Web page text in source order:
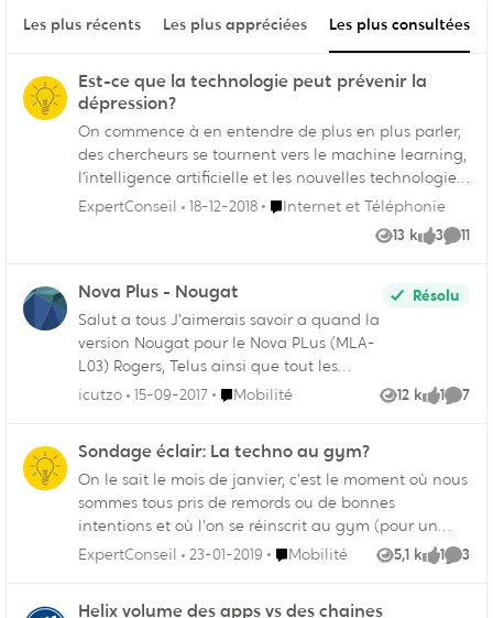
Les plus récents Les plus appréciées Les plus consultées
Est-ce que la technologie peut prévenir la
dépression?
On commence à en entendre de plus en plus parler,
des chercheurs se tournent vers le machine learning,
l’intelligence artificielle et les nouvelles technologies
afin de détecter, prévenir et même guérir les
chercheurs se sont penchés sur Facebook comme
effet qu’on pourrait même détecter, avec une assez
bonne précision, les cas de dépression simplement
en analysant les publications et les comportements
sur la plateforme. 1 Plus prêt de chez nous, des start-
ups comme Mr Young, développent des applications
à l’aide de chatbot qui cherchent à : « … aider les
trouver des pistes de solution. » Comment ça
fonctionne ? Il suffit de parler au robot
conversationnel comme si c’était un ami mais sans
crainte d’un jugement extérieur. Un des principaux
problèmes pour diagnostiquer l’angoisse et les
troubles anxieux c’est encore les stigmates que les
ExpertConseil 18-12-2018 Endroit Internet et Téléphonie
Internet et Téléphonie
13 k
Vues 3
likes 11
Nova Plus - Nougat
Salut a tous J'aimerais savoir a quand la
version Nougat pour le Nova PLus (MLA-
L03) Rogers, Telus ainsi que tout les
autres providers au Canada sont sur
Christian.
Résolu
icutzo 15-09-2017 Endroit Mobilité
Mobilité 12 k
Vues 1
like 7
Sondage éclair: La techno au gym?
On le sait le mois de janvier, c'est le moment où nous
sommes tous pris de remords ou de bonnes
intentions et où l'on se réinscrit au gym (pour un
temps au moins). Je suis curieux de savoir: Avez-vous
ExpertConseil 23-01-2019 Endroit Mobilité
Mobilité 5,1 k
Vues 1
like 3
Helix volume des apps vs des chaines